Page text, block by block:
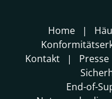
Home
Kontakt
Presse
End-of-